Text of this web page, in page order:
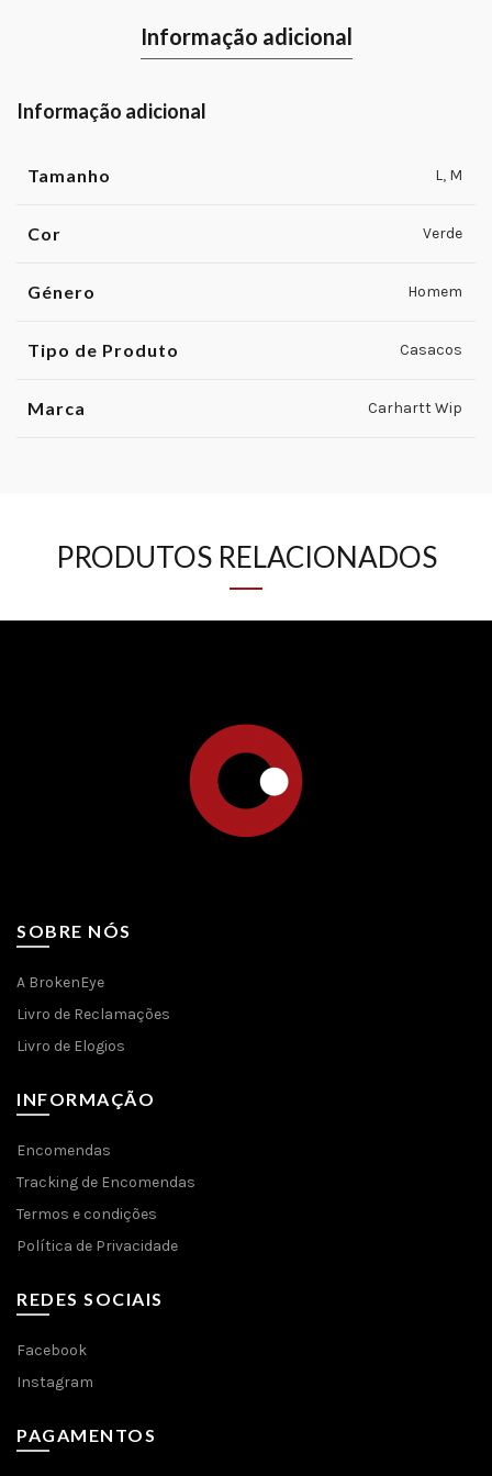
Informação adicional
Informação adicional
Tamanho L, M
Cor Verde
Género Homem
Tipo de Produto Casacos
Marca Carhartt Wip
PRODUTOS RELACIONADOS
SOBRE NÓS
A BrokenEye
Livro de Reclamações
Livro de Elogios
INFORMAÇÃO
Encomendas
Tracking de Encomendas
Termos e condições
Política de Privacidade
REDES SOCIAIS
Facebook
Instagram
PAGAMENTOS